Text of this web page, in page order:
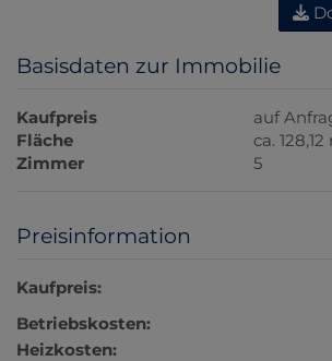
Basisdaten zur Immobilie
Kaufpreis
auf
Fläche
ca.
Zimmer 5
Preisinformation
Kaufpreis:
Betriebskosten:
Heizkosten: